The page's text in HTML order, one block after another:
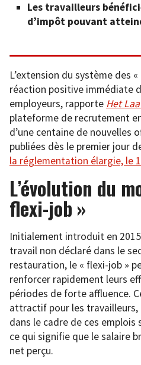
Les travailleurs
d’impôt pouvant
L’extension du système des
réaction positive immédiate
employeurs, rapporte Het
plateforme de recrutement
d’une centaine de nouvelles
publiées dès le premier jour
la réglementation élargie, le
L’évolution du
flexi-job »
Initialement introduit en
travail non déclaré dans le
restauration, le « flexi-job »
renforcer rapidement leurs
périodes de forte affluence.
attractif pour les travailleurs,
dans le cadre de ces emplois
ce qui signifie que le salaire
net perçu.